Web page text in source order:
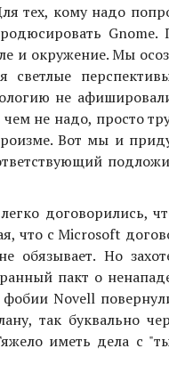
тех, кому надо
Gnome.
и окружение. Мы
не
не надо, просто
Вот мы и
договорились,
что с Microsoft
Но
пакт о
Novell
так буквально
иметь дела с